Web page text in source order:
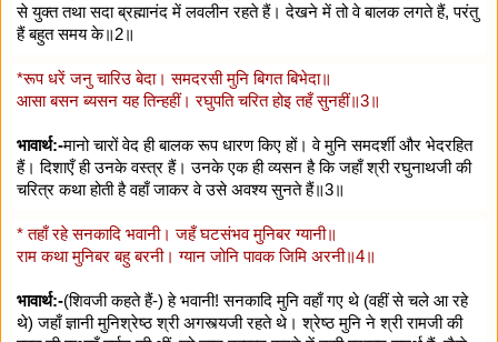
से युक्त तथा सदा ब्रह्मानंद में लवलीन रहते हैं। देखने में तो वे बालक लगते हैं, परंतु
हैं बहुत समय के॥2॥
*रूप धरें जनु चारिउ बेदा। समदरसी मुनि बिगत बिभेदा॥
आसा बसन ब्यसन यह तिन्हहीं। रघुपति चरित होइ तहँ सुनहीं॥3॥
भावार्थ:-मानो चारों वेद ही बालक रूप धारण किए हों। वे मुनि समदर्शी और भेदरहित
हैं। दिशाएँ ही उनके वस्त्र हैं। उनके एक ही व्यसन है कि जहाँ श्री रघुनाथजी की
चरित्र कथा होती है वहाँ जाकर वे उसे अवश्य सुनते हैं॥3॥
* तहाँ रहे सनकादि भवानी। जहँ घटसंभव मुनिबर ग्यानी॥
राम कथा मुनिबर बहु बरनी। ग्यान जोनि पावक जिमि अरनी॥4॥
भावार्थ:-(शिवजी कहते हैं-) हे भवानी! सनकादि मुनि वहाँ गए थे (वहीं से चले आ रहे
थे) जहाँ ज्ञानी मुनिश्रेष्ठ श्री अगस्त्यजी रहते थे। श्रेष्ठ मुनि ने श्री रामजी की